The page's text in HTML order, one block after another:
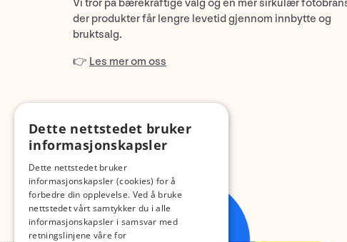
Vi tror på bærekraftige valg og en mer sirkulær
der produkter får lengre levetid gjennom innbytte og
bruktsalg.
👉 Les mer om oss
Dette nettstedet bruker
informasjonskapsler
Dette nettstedet bruker
informasjonskapsler (cookies) for å
forbedre din opplevelse. Ved å bruke
nettstedet vårt samtykker du i alle
informasjonskapsler i samsvar med
retningslinjene våre for